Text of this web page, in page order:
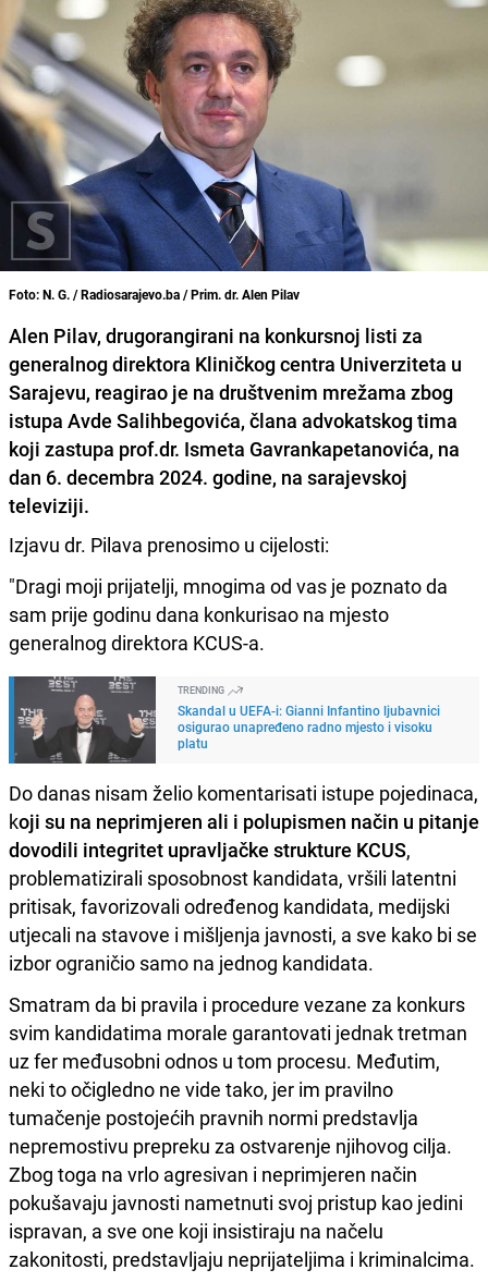
Foto: N. G. / Radiosarajevo.ba / Prim. dr. Alen Pilav
Alen Pilav, drugorangirani na konkursnoj listi za
generalnog direktora Kliničkog centra Univerziteta u
Sarajevu, reagirao je na društvenim mrežama zbog
istupa Avde Salihbegovića, člana advokatskog tima
koji zastupa prof.dr. Ismeta Gavrankapetanovića, na
dan 6. decembra 2024. godine, na sarajevskoj
televiziji.
Izjavu dr. Pilava prenosimo u cijelosti:
"Dragi moji prijatelji, mnogima od vas je poznato da
sam prije godinu dana konkurisao na mjesto
generalnog direktora KCUS-a.
TRENDING
Skandal u UEFA-i: Gianni Infantino ljubavnici
osigurao unapređeno radno mjesto i visoku
platu
Do danas nisam želio komentarisati istupe pojedinaca,
koji su na neprimjeren ali i polupismen način u pitanje
dovodili integritet upravljačke strukture KCUS,
problematizirali sposobnost kandidata, vršili latentni
pritisak, favorizovali određenog kandidata, medijski
utjecali na stavove i mišljenja javnosti, a sve kako bi se
izbor ograničio samo na jednog kandidata.
Smatram da bi pravila i procedure vezane za konkurs
svim kandidatima morale garantovati jednak tretman
uz fer međusobni odnos u tom procesu. Međutim,
neki to očigledno ne vide tako, jer im pravilno
tumačenje postojećih pravnih normi predstavlja
nepremostivu prepreku za ostvarenje njihovog cilja.
Zbog toga na vrlo agresivan i neprimjeren način
pokušavaju javnosti nametnuti svoj pristup kao jedini
ispravan, a sve one koji insistiraju na načelu
zakonitosti, predstavljaju neprijateljima i kriminalcima.